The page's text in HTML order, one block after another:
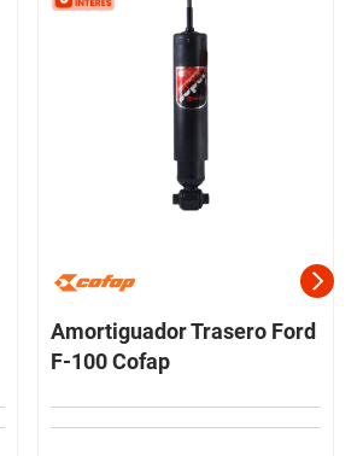
Amortiguador Trasero Ford
F-100 Cofap